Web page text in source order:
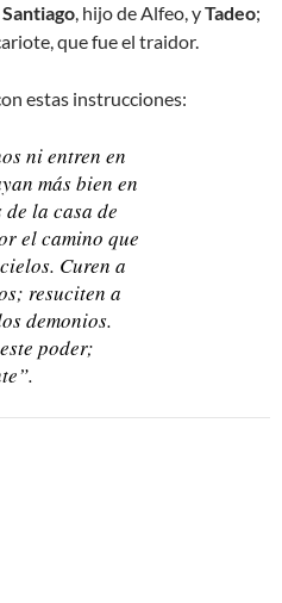
Santiago, hijo de Alfeo, yTadeo;
que fue el traidor.
estas instrucciones:
ni entren en
más bien en
la casa de
el camino que
Curen a
resuciten a
demonios.
poder;